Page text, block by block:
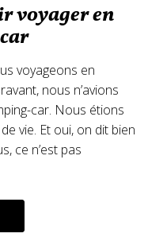
voyager en
voyageons en
nous n’avions
car. Nous étions
vie. Et oui, on dit bien
ce n’est pas